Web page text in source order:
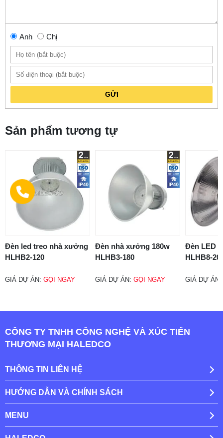
Anh Chị
GỬI
Sản phẩm tương tự
Đèn led treo nhà xưởng
HLHB2-120
GIÁ DỰ ÁN: GỌI NGAY
Đèn nhà xưởng 180w
HLHB3-180
GIÁ DỰ ÁN:GỌI NGAY
Đèn LED
HLHB8-
GIÁ DỰ
CÔNG TY TNHH CÔNG NGHỆ VÀ XÚC TIẾN
THƯƠNG MẠI HALEDCO
THÔNG TIN LIÊN HỆ
HƯỚNG DẪN VÀ CHÍNH SÁCH
MENU